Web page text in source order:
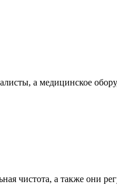
а медицинское
чистота, а также они